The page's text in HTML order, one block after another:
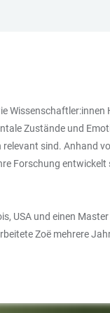
Zustände und
sind. Anhand
Forschung
USA und einen
Zoë mehrere